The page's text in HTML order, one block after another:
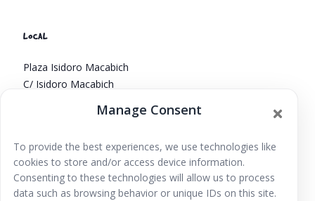
Manage Consent
To provide the best experiences, we use technologies like
cookies to store and/or access device information.
Consenting to these technologies will allow us to process
data such as browsing behavior or unique IDs on this site.
LOCAL
Plaza Isidoro Macabich
C/ Isidoro Macabich
Santa Eulària des Riu
Islas Baleares
Eivissa capses màgiques d’Europa,
Jornada infantil
Taller: Primavera,
papallones i flors